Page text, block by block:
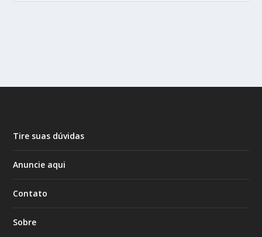
Tire suas dúvidas
Anuncie aqui
Contato
Sobre